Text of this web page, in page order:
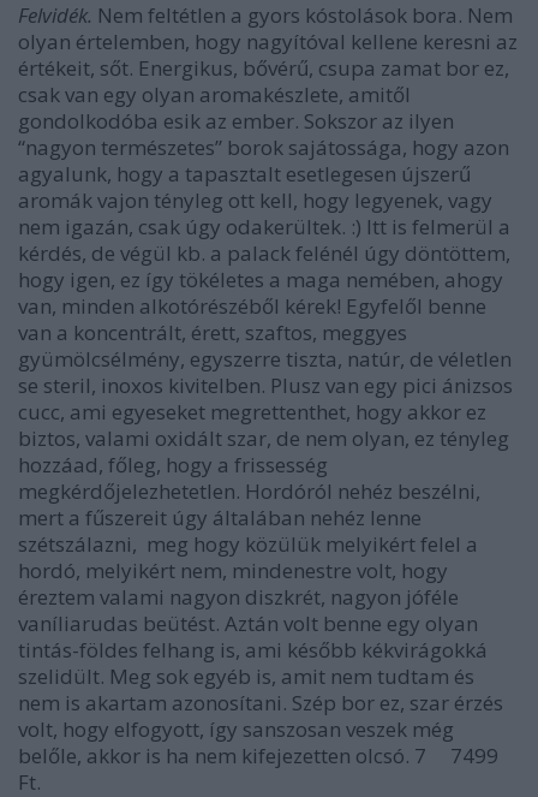
Felvidék. Nem feltétlen a gyors kóstolások bora. Nem
olyan értelemben, hogy nagyítóval kellene keresni az
értékeit, sőt. Energikus, bővérű, csupa zamat bor ez,
csak van egy olyan aromakészlete, amitől
gondolkodóba esik az ember. Sokszor az ilyen
“nagyon természetes” borok sajátossága, hogy azon
agyalunk, hogy a tapasztalt esetlegesen újszerű
aromák vajon tényleg ott kell, hogy legyenek, vagy
nem igazán, csak úgy odakerültek. :) Itt is felmerül a
kérdés, de végül kb. a palack felénél úgy döntöttem,
hogy igen, ez így tökéletes a maga nemében, ahogy
van, minden alkotórészéből kérek! Egyfelől benne
van a koncentrált, érett, szaftos, meggyes
gyümölcsélmény, egyszerre tiszta, natúr, de véletlen
se steril, inoxos kivitelben. Plusz van egy pici ánizsos
cucc, ami egyeseket megrettenthet, hogy akkor ez
biztos, valami oxidált szar, de nem olyan, ez tényleg
hozzáad, főleg, hogy a frissesség
megkérdőjelezhetetlen. Hordóról nehéz beszélni,
mert a fűszereit úgy általában nehéz lenne
szétszálazni, meg hogy közülük melyikért felel a
hordó, melyikért nem, mindenestre volt, hogy
éreztem valami nagyon diszkrét, nagyon jóféle
vaníliarudas beütést. Aztán volt benne egy olyan
tintás-földes felhang is, ami később kékvirágokká
szelidült. Meg sok egyéb is, amit nem tudtam és
nem is akartam azonosítani. Szép bor ez, szar érzés
volt, hogy elfogyott, így sanszosan veszek még
belőle, akkor is ha nem kifejezetten olcsó. 7
7499
Ft.